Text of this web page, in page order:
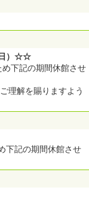
日）☆☆
下記の期間休館させ
理解を賜りますよう
下記の期間休館させ